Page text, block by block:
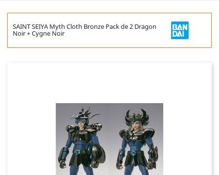
SAINT SEIYA Myth Cloth Bronze Pack de 2 Dragon
Noir + Cygne Noir